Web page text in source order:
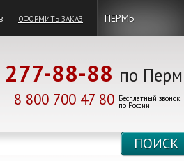
ОФОРМИТЬ ЗАКАЗ ПЕРМЬ
277-88-88 по
8 800 700 47 80 Бесплатный звонок
по России